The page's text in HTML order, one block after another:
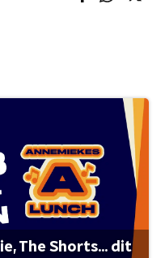
The Shorts... dit